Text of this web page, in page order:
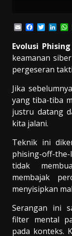
EmailFacebook
Twitter
Evolusi
keamanan
pergeseran
Jika
yang tiba-tiba
justru datang
kita jalani.
Teknik ini
phising-off-
tidak
membajak
menyisipkan
Serangan ini
filter mental
pada konteks.